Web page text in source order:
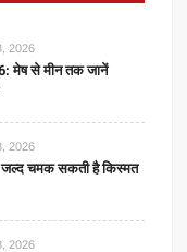
2026
मेष से मीन तक जानें
2026
चमक सकती है किस्मत
2026